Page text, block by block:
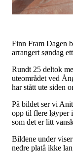
Finn Fram Dagen
arrangert søndag
Rundt 25 deltok
uteområdet ved
har stått ute siden
På bildet ser vi
opp til flere løyper
som det er litt
Bildene under
nedre platå ikke